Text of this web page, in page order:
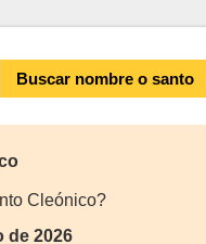
Cleónico?
de 2026